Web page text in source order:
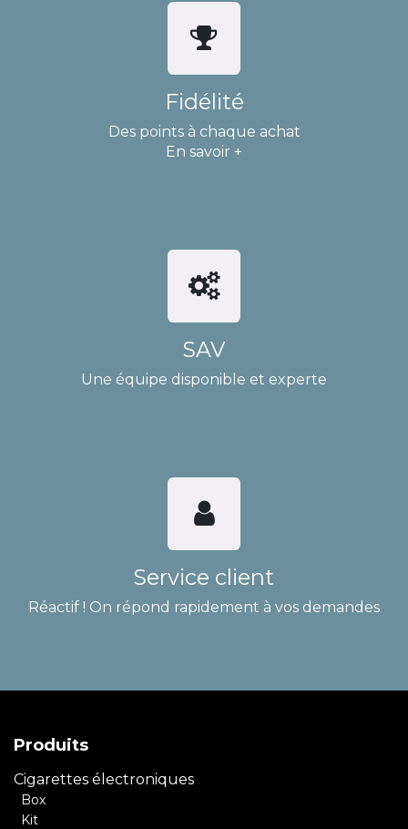
Fidélité
Des points à chaque achat
En savoir +
SAV
Une équipe disponible et experte
Service client
Réactif ! On répond rapidement à vos demandes
Produits
Cigarettes électroniques
Box
Kit